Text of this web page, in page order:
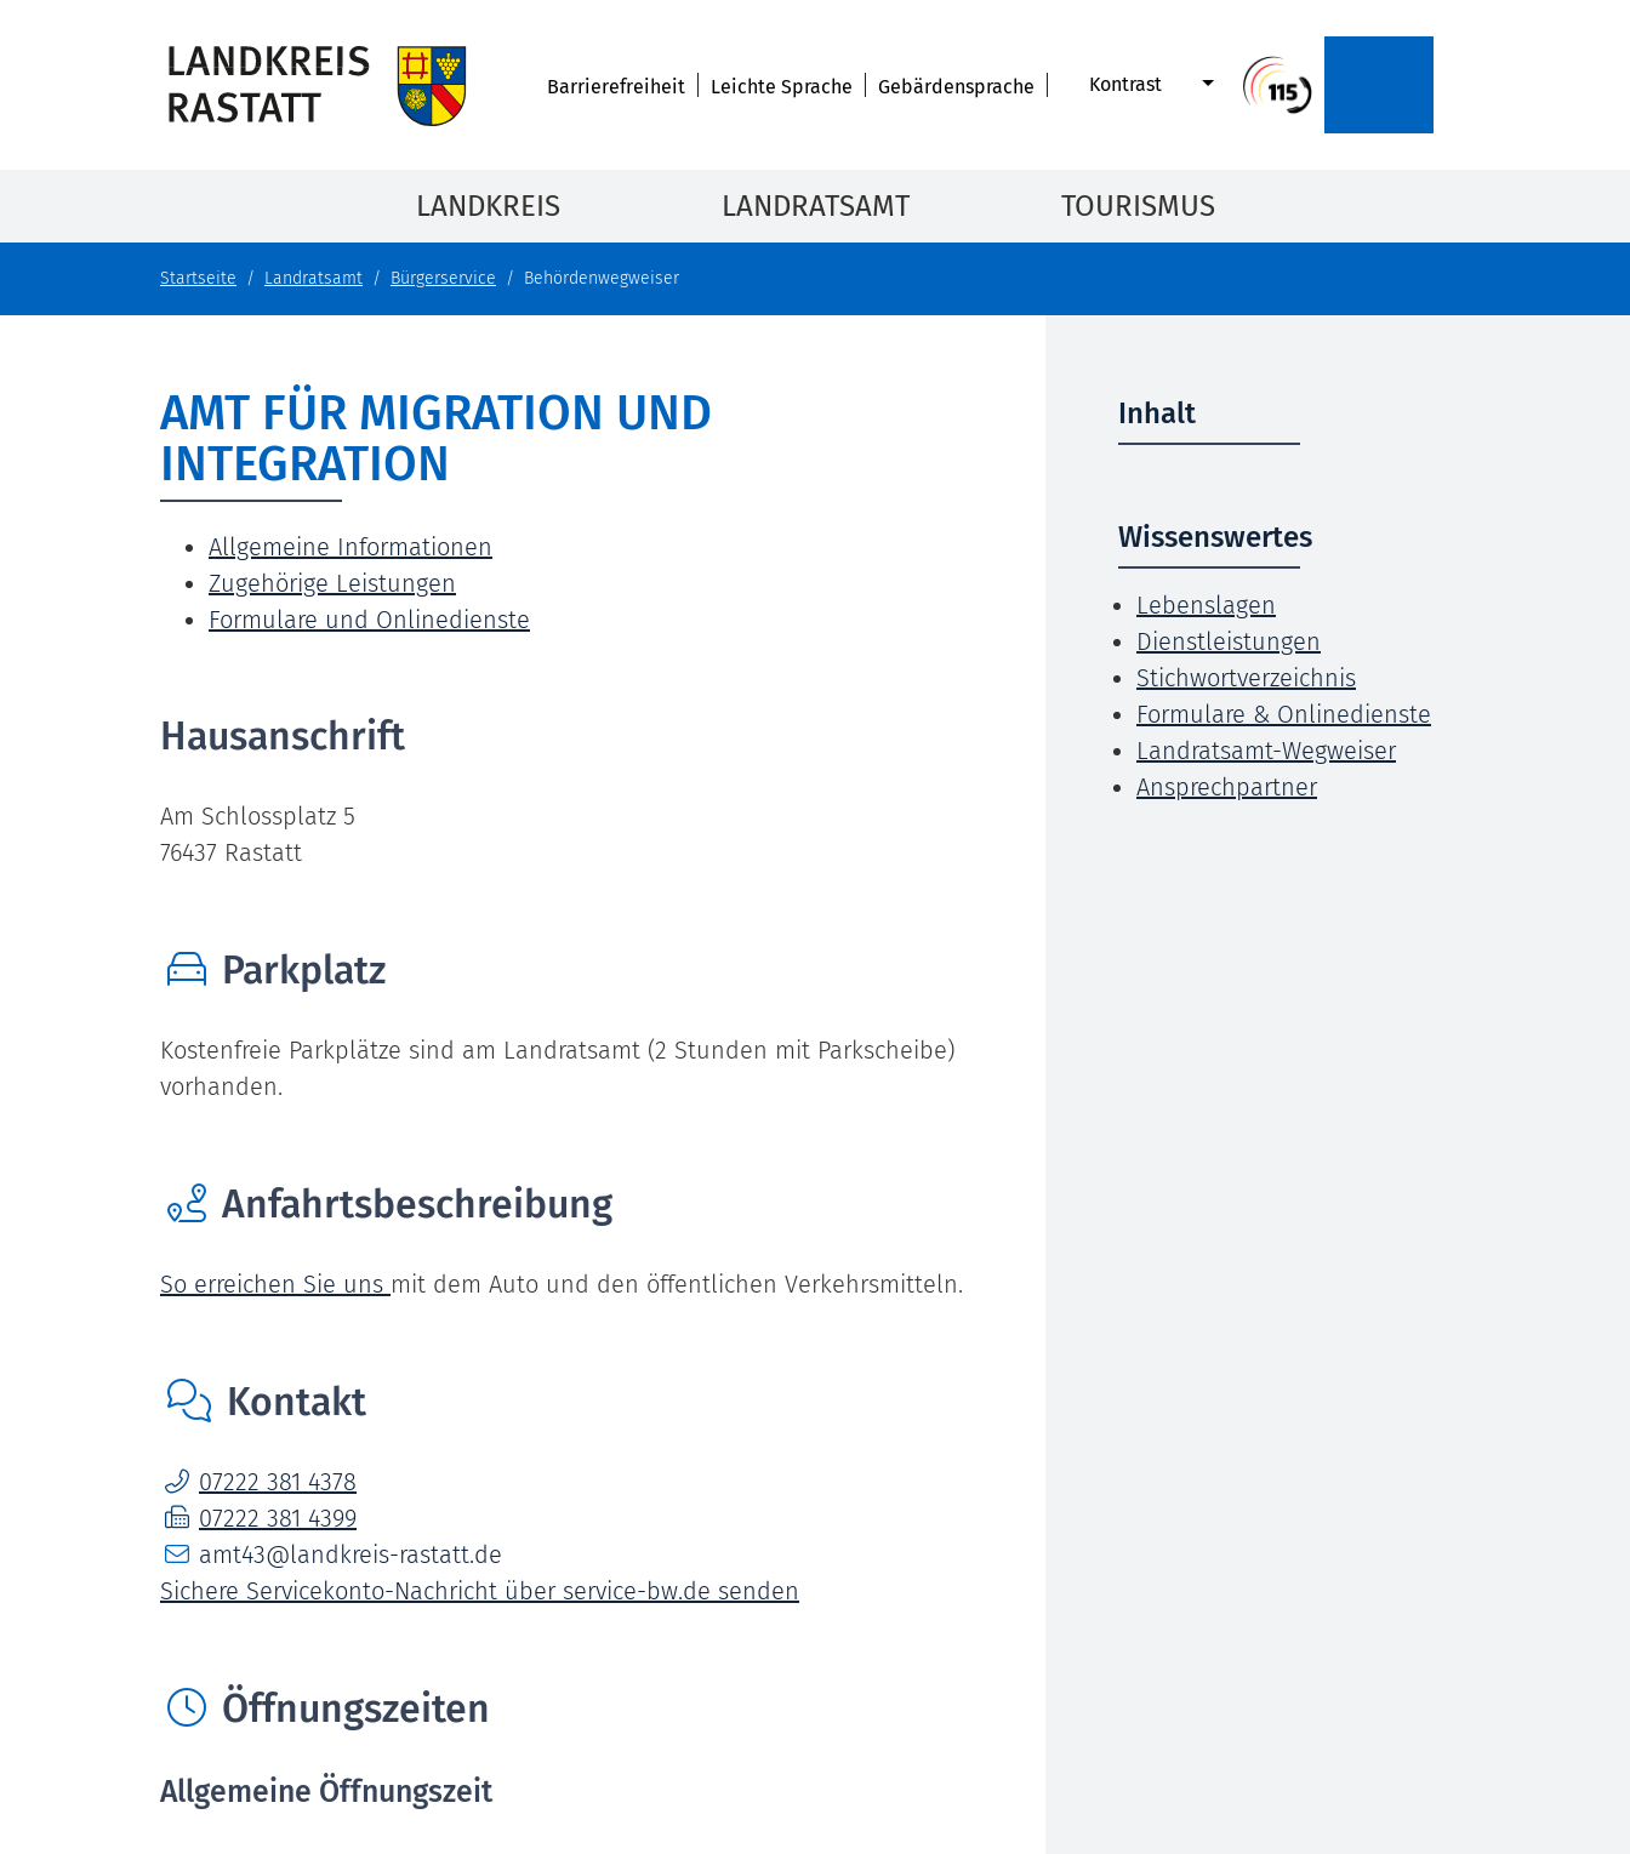
Barrierefreiheit Leichte Sprache Gebärdensprache Kontrast
LANDKREIS LANDRATSAMT TOURISMUS
Startseite Landratsamt Bürgerservice Behördenwegweiser
AMT FÜR MIGRATION UND
INTEGRATION
Allgemeine Informationen
Zugehörige Leistungen
Formulare und Onlinedienste
Hausanschrift
Am Schlossplatz 5
76437 Rastatt
Parkplatz
Kostenfreie Parkplätze sind am Landratsamt (2 Stunden mit Parkscheibe)
vorhanden.
Anfahrtsbeschreibung
So erreichen Sie uns mit dem Auto und den öffentlichen Verkehrsmitteln.
Kontakt
07222 381 4378
07222 381 4399
amt43@landkreis-rastatt.de
Sichere Servicekonto-Nachricht über service-bw.de senden
Öffnungszeiten
Allgemeine Öffnungszeit
Inhalt
Wissenswertes
Lebenslagen
Dienstleistungen
Stichwortverzeichnis
Formulare & Onlinedienste
Landratsamt-Wegweiser
Ansprechpartner